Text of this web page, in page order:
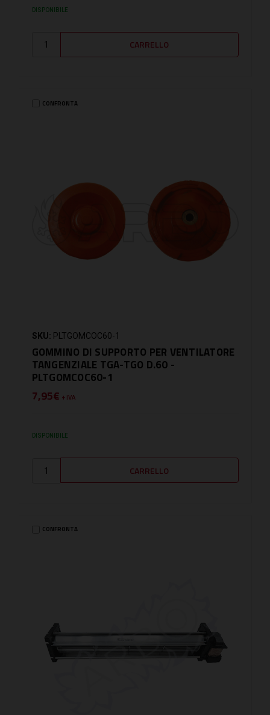
DISPONIBILE
CONFRONTA
SKU: PLTGOMCOC60-1
GOMMINO DI SUPPORTO PER VENTILATORE
TANGENZIALE TGA-TGO D.60 -
PLTGOMCOC60-1
7,95€ + IVA
DISPONIBILE
CONFRONTA